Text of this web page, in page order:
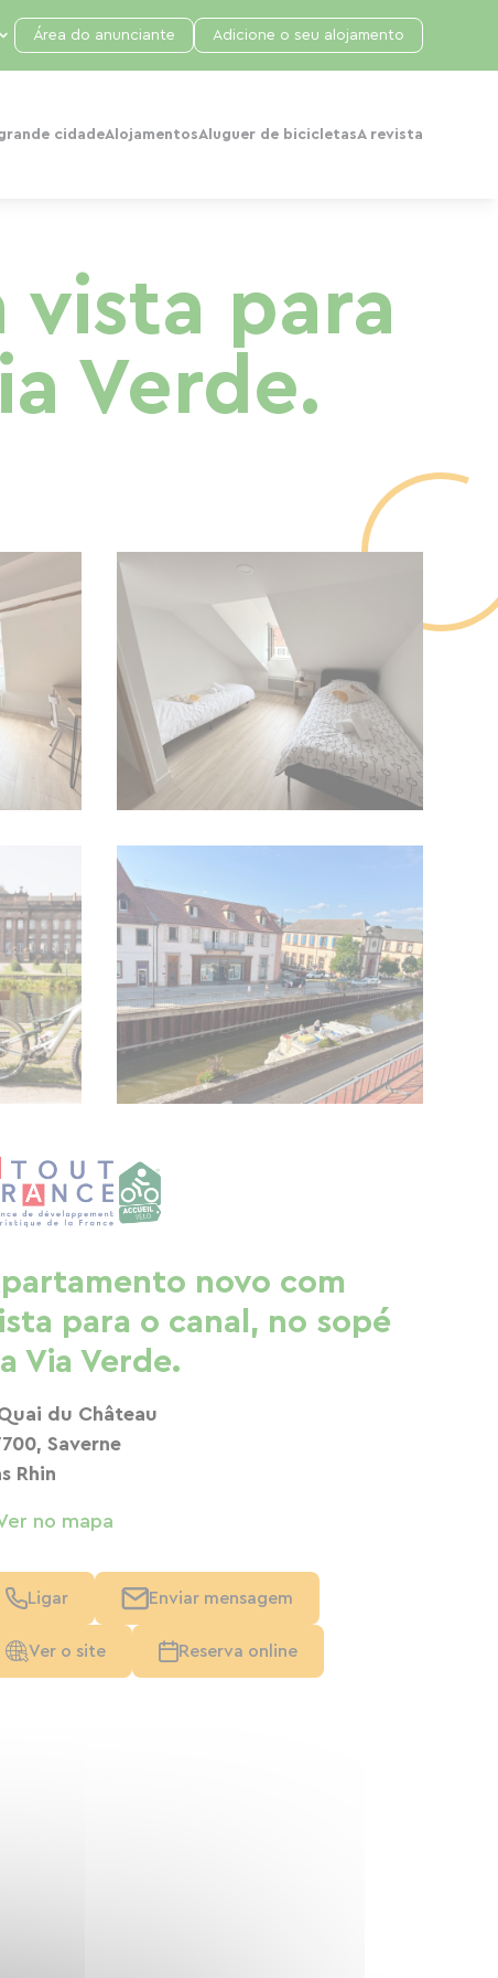
cidadeAlojamentosAluguer de bicicletasA revista
Área do anunciante Adicione o seu alojamento
para
Verde.
novo com
para o canal, no sopé
Via Verde.
du Château
Saverne
Rhin
no mapa
Ligar Enviar mensagem
Ver o site Reserva online